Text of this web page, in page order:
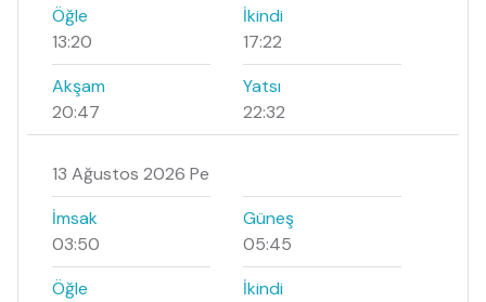
Öğle
13:20
İkindi
17:22
Akşam
20:47
Yatsı
22:32
13 Ağustos 2026 Pe
İmsak
03:50
Güneş
05:45
Öğle
İkindi